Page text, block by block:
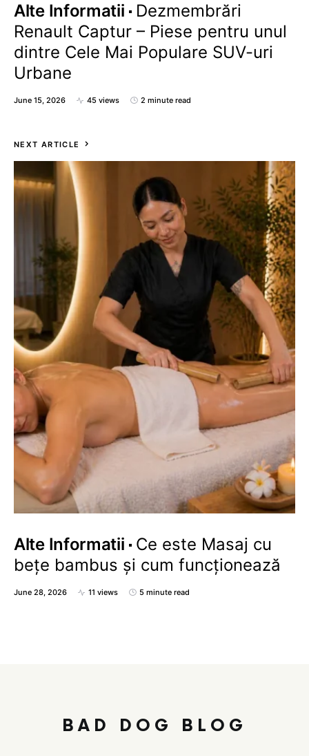
Alte Informatii
Dezmembrări
Renault Captur – Piese pentru unul
dintre Cele Mai Populare SUV-uri
Urbane
June 15, 2026 45 views 2 minute read
NEXT ARTICLE
Alte Informatii
Ce este Masaj cu
bețe bambus și cum funcționează
June 28, 2026 11 views 5 minute read
BAD DOG BLOG